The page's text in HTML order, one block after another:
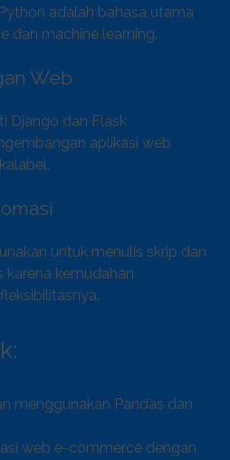
adalah bahasa utama
dan machine learning.
Web
Django dan Flask
aplikasi web
untuk menulis skrip dan
kemudahan
menggunakan Pandas dan
web e-commerce dengan